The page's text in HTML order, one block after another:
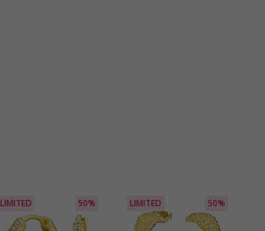
LIMITED 50% LIMITED 50%